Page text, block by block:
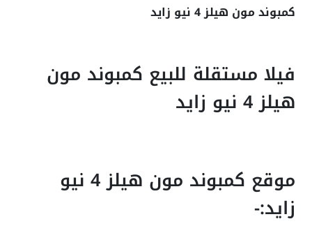
كمبوند مون هيلز 4 نيو زايد
فيلا مستقلة للبيع كمبوند مون
هيلز 4 نيو زايد
موقع كمبوند مون هيلز 4 نيو
زايد:-